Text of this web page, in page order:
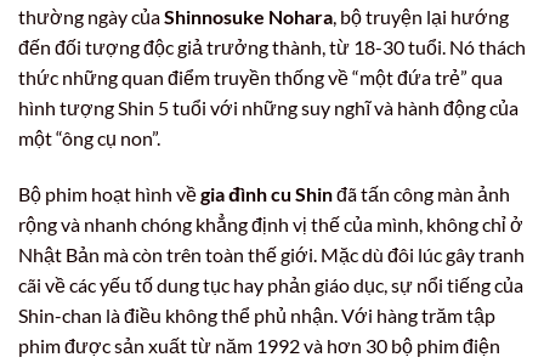
thường ngày củaShinnosuke Nohara, bộ truyện lại hướng
đến đối tượng độc giả trưởng thành, từ 18-30 tuổi. Nó thách
thức những quan điểm truyền thống về “một đứa trẻ” qua
hình tượng Shin 5 tuổi với những suy nghĩ và hành động của
một “ông cụ non”.
Bộ phim hoạt hình vềgia đình cu Shinđã tấn công màn ảnh
rộng và nhanh chóng khẳng định vị thế của mình, không chỉ ở
Nhật Bản mà còn trên toàn thế giới. Mặc dù đôi lúc gây tranh
cãi về các yếu tố dung tục hay phản giáo dục, sự nổi tiếng của
Shin-chan là điều không thể phủ nhận. Với hàng trăm tập
phim được sản xuất từ năm 1992 và hơn 30 bộ phim điện